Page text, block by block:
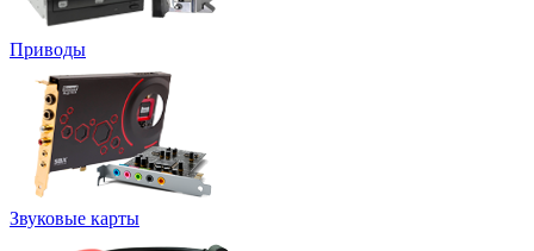
Приводы
Звуковые карты